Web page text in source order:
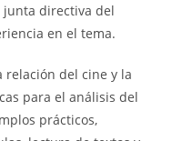
directiva del
en el tema.
relación del cine y la
para el análisis del
prácticos,